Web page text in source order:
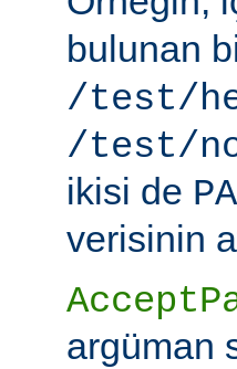
bulunan
/test/
/test/
ikisi de
verisinin
argüman